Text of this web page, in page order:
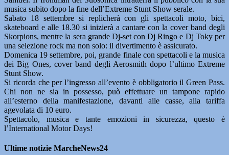
musica subito dopo la fine dell’Extreme Stunt Show serale.
Sabato 18 settembre si replicherà con gli spettacoli moto, bici,
skateboard e alle 18.30 si inizierà a cantare con la cover band degli
Skorpions, mentre la sera grande Dj-set con Dj Ringo e Dj Toky per
una selezione rock ma non solo: il divertimento è assicurato.
Domenica 19 settembre, poi, grande finale con spettacoli e la musica
dei Big Ones, cover band degli Aerosmith dopo l’ultimo Extreme
Stunt Show.
Si ricorda che per l’ingresso all’evento è obbligatorio il Green Pass.
Chi non ne sia in possesso, può effettuare un tampone rapido
all’esterno della manifestazione, davanti alle casse, alla tariffa
agevolata di 10 euro.
Spettacolo, musica e tante emozioni in sicurezza, questo è
l’International Motor Days!
Ultime notizie MarcheNews24